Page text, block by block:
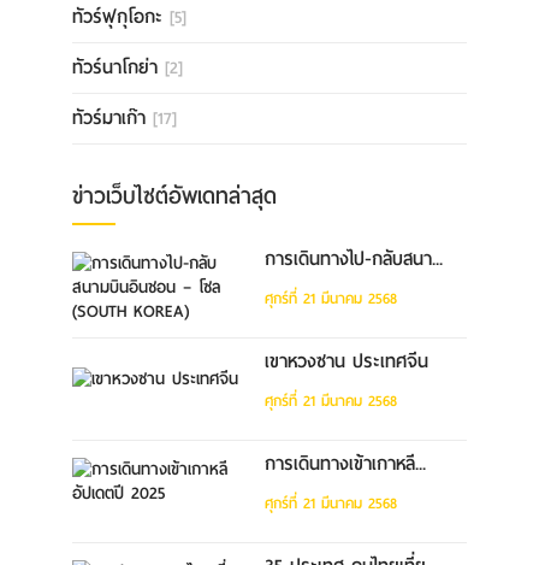
ทัวร์ฟุกุโอกะ [5]
ทัวร์นาโกย่า [2]
ทัวร์มาเก๊า [17]
ข่าวเว็บไซต์อัพเดทล่าสุด
การเดินทางไป-กลับสนา...
ศุกร์ที่ 21 มีนาคม 2568
เขาหวงซาน ประเทศจีน
ศุกร์ที่ 21 มีนาคม 2568
การเดินทางเข้าเกาหลี...
ศุกร์ที่ 21 มีนาคม 2568